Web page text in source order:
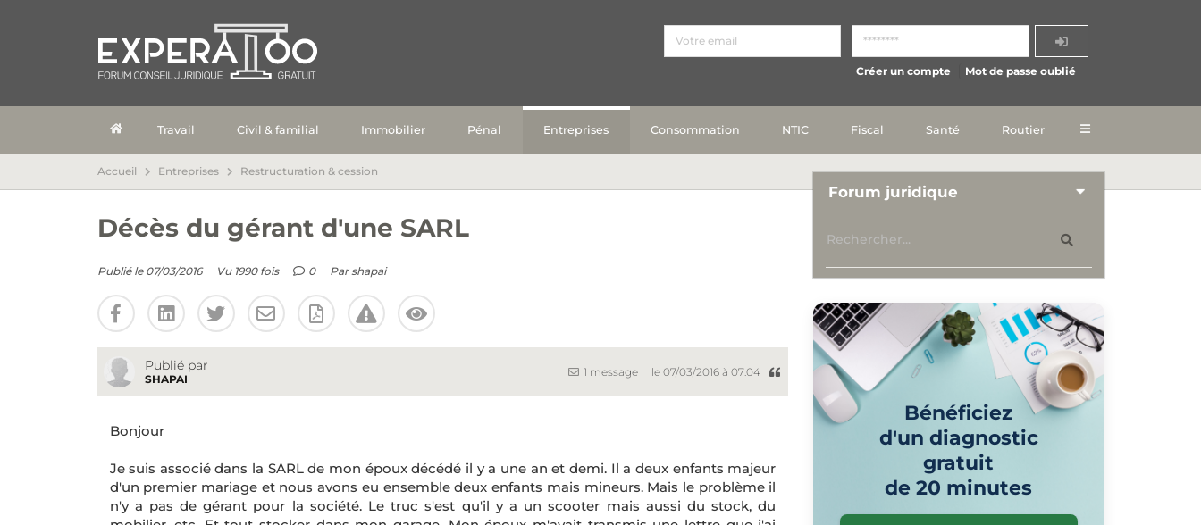
Créer un compte Mot de passe oublié
Travail Civil & familial Immobilier Pénal Entreprises Consommation NTIC Fiscal Santé Routier
Accueil Entreprises Restructuration & cession
Décès du gérant d'une SARL
Publié le 07/03/2016 Vu 1990 fois 0 Parshapai
Publié par
SHAPAI
1 message le 07/03/2016 à 07:04
Bonjour
Je suis associé dans la SARL de mon époux décédé il y a une an et demi. Il a deux enfants majeur
d'un premier mariage et nous avons eu ensemble deux enfants mais mineurs. Mais le problème il
n'y a pas de gérant pour la société. Le truc s'est qu'il y a un scooter mais aussi du stock, du
Forum juridique
Bénéficiez
d'un diagnostic
gratuit
de 20 minutes